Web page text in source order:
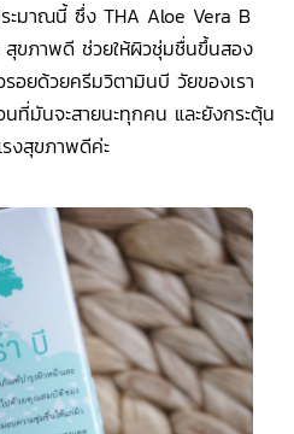
มาณนี้ ซึ่ง THA Aloe Vera B
ขภาพดี ช่วยให้ผิวชุ่มชื่นขึ้นสอง
รอยด้วยครีมวิตามินบี วัยของเรา
ที่มันจะสายนะทุกคน และยังกระตุ้น
งสุขภาพดีค่ะ